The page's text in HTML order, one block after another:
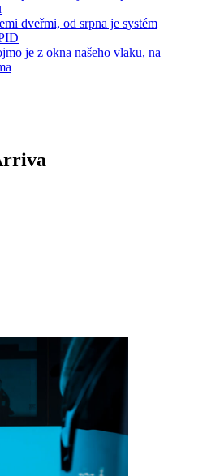
dveřmi, od srpna je systém
je z okna našeho vlaku, na